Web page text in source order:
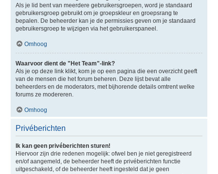
Als je lid bent van meerdere gebruikersgroepen, word je standaard
gebruikersgroep gebruikt om je groepskleur en groepsrang te
bepalen. De beheerder kan je de permissies geven om je standaard
gebruikersgroep te wijzigen via het gebruikerspaneel.
Omhoog
Waarvoor dient de "Het Team"-link?
Als je op deze link klikt, kom je op een pagina die een overzicht geeft
van de mensen die het forum beheren. Deze lijst bevat alle
beheerders en de moderators, met bijhorende details omtrent welke
forums ze modereren.
Omhoog
Privéberichten
Ik kan geen privéberichten sturen!
Hiervoor zijn drie redenen mogelijk: ofwel ben je niet geregistreerd
en/of aangemeld, de beheerder heeft de privéberichten functie
uitgeschakeld, of de beheerder heeft ingesteld dat je geen